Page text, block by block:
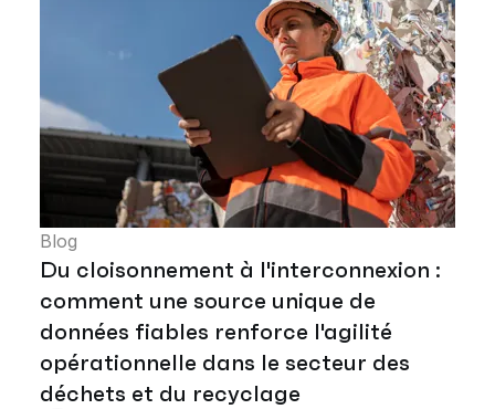
Blog
Du cloisonnement à l'interconnexion :
comment une source unique de
données fiables renforce l'agilité
opérationnelle dans le secteur des
déchets et du recyclage